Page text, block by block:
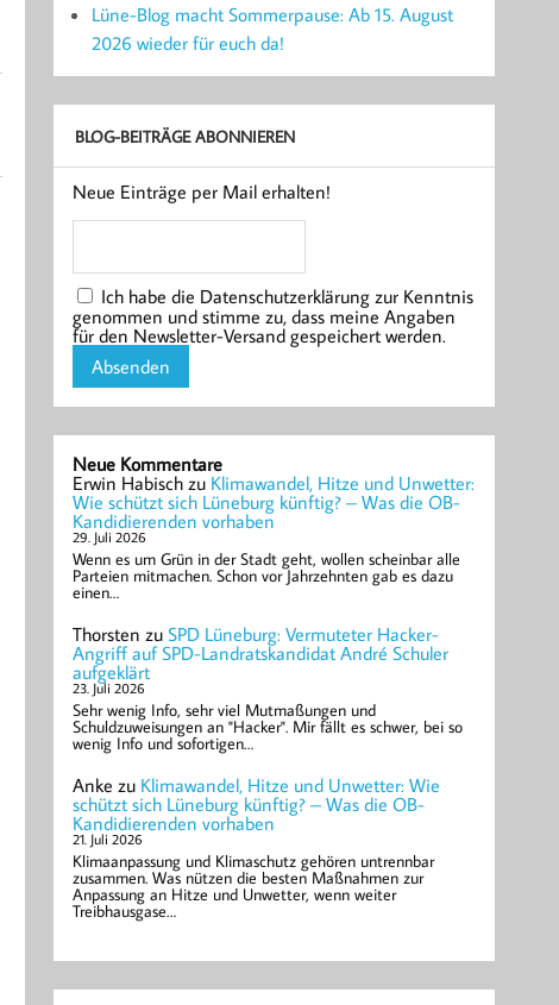
Lüne-Blog macht Sommerpause: Ab 15. August
2026 wieder für euch da!
BLOG-BEITRÄGE ABONNIEREN
Neue Einträge per Mail erhalten!
Ich habe die Datenschutzerklärung zur Kenntnis
genommen und stimme zu, dass meine Angaben
für den Newsletter-Versand gespeichert werden.
Neue Kommentare
Erwin Habisch zu Klimawandel, Hitze und Unwetter:
Wie schützt sich Lüneburg künftig? – Was die OB-
Kandidierenden vorhaben
29. Juli 2026
Wenn es um Grün in der Stadt geht, wollen scheinbar alle
Parteien mitmachen. Schon vor Jahrzehnten gab es dazu
einen…
Thorsten zuSPD Lüneburg: Vermuteter Hacker-
Angriff auf SPD-Landratskandidat André Schuler
aufgeklärt
23. Juli 2026
Sehr wenig Info, sehr viel Mutmaßungen und
Schuldzuweisungen an "Hacker". Mir fällt es schwer, bei so
wenig Info und sofortigen…
Anke zu Klimawandel, Hitze und Unwetter: Wie
schützt sich Lüneburg künftig? – Was die OB-
Kandidierenden vorhaben
21. Juli 2026
Klimaanpassung und Klimaschutz gehören untrennbar
zusammen. Was nützen die besten Maßnahmen zur
Anpassung an Hitze und Unwetter, wenn weiter
Treibhausgase…